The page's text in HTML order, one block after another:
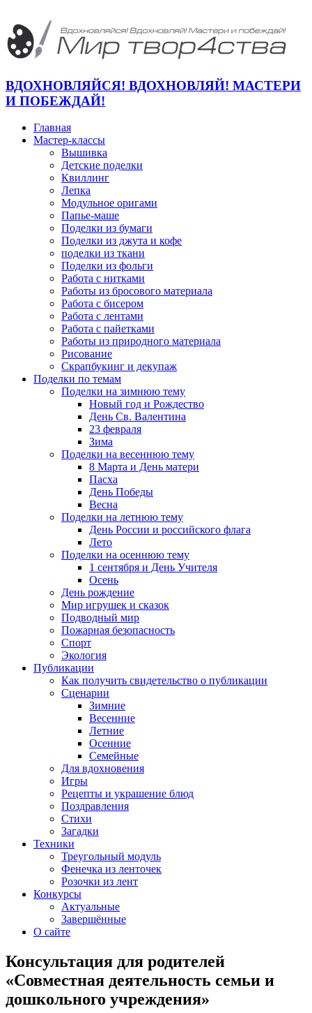
ВДОХНОВЛЯЙСЯ! ВДОХНОВЛЯЙ! МАСТЕРИ
И ПОБЕЖДАЙ!
Главная
Мастер-классы
Вышивка
Детские поделки
Квиллинг
Лепка
Модульное оригами
Папье-маше
Поделки из бумаги
Поделки из джута и кофе
поделки из ткани
Поделки из фольги
Работа с нитками
Работы из бросового материала
Работа с бисером
Работа с лентами
Работа с пайетками
Работы из природного материала
Рисование
Скрапбукинг и декупаж
Поделки по темам
Поделки на зимнюю тему
Новый год и Рождество
День Св. Валентина
23 февраля
Зима
Поделки на весеннюю тему
8 Марта и День матери
Пасха
День Победы
Весна
Поделки на летнюю тему
День России и российского флага
Лето
Поделки на осеннюю тему
1 сентября и День Учителя
Осень
День рождение
Мир игрушек и сказок
Подводный мир
Пожарная безопасность
Спорт
Экология
Публикации
Как получить свидетельство о публикации
Сценарии
Зимние
Весенние
Летние
Осенние
Семейные
Для вдохновения
Игры
Рецепты и украшение блюд
Поздравления
Стихи
Загадки
Техники
Треугольный модуль
Фенечка из ленточек
Розочки из лент
Конкурсы
Актуальные
Завершённые
О сайте
Консультация для родителей
«Совместная деятельность семьи и
дошкольного учреждения»